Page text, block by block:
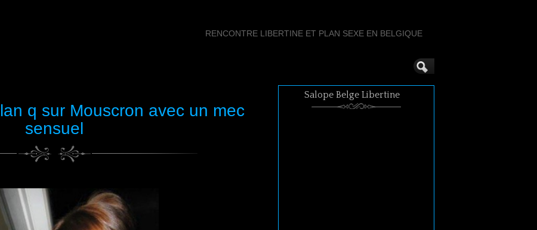
RENCONTRE LIBERTINE ET PLAN SEXE EN BELGIQUE
q sur Mouscron avec un mec
sensuel
Salope Belge Libertine